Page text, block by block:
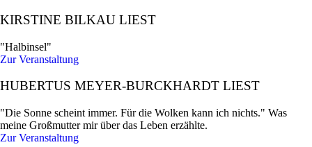
KIRSTINE BILKAU LIEST
"Halbinsel"
Zur Veranstaltung
HUBERTUS MEYER-BURCKHARDT LIEST
"Die Sonne scheint immer. Für die Wolken kann ich nichts." Was
meine Großmutter mir über das Leben erzählte.
Zur Veranstaltung